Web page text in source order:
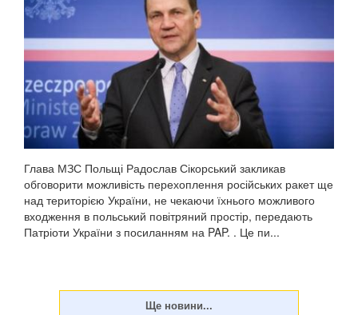
Глава МЗС Польщі Радослав Сікорський закликав
обговорити можливість перехоплення російських ракет ще
над територією України, не чекаючи їхнього можливого
входження в польський повітряний простір, передають
Патріоти України з посиланням на PAP. . Це пи...